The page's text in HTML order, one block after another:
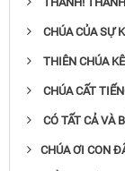
CHÚA CỦA SỰ
THIÊN CHÚA
CHÚA CẤT
CÓ TẤT CẢ VÀ
​​​​​​​CHÚA ƠI CON